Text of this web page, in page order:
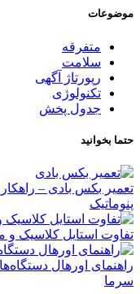
موضوعات
متفرقه
سلامت
رپورتاژ آگهی
تکنولوژی
جدول پخش
حتما بخوانید
تعمیر بکس بادی –
پنوماتیک
تفاوت استایل کلاسیک
راهنمای اورهال
سرما